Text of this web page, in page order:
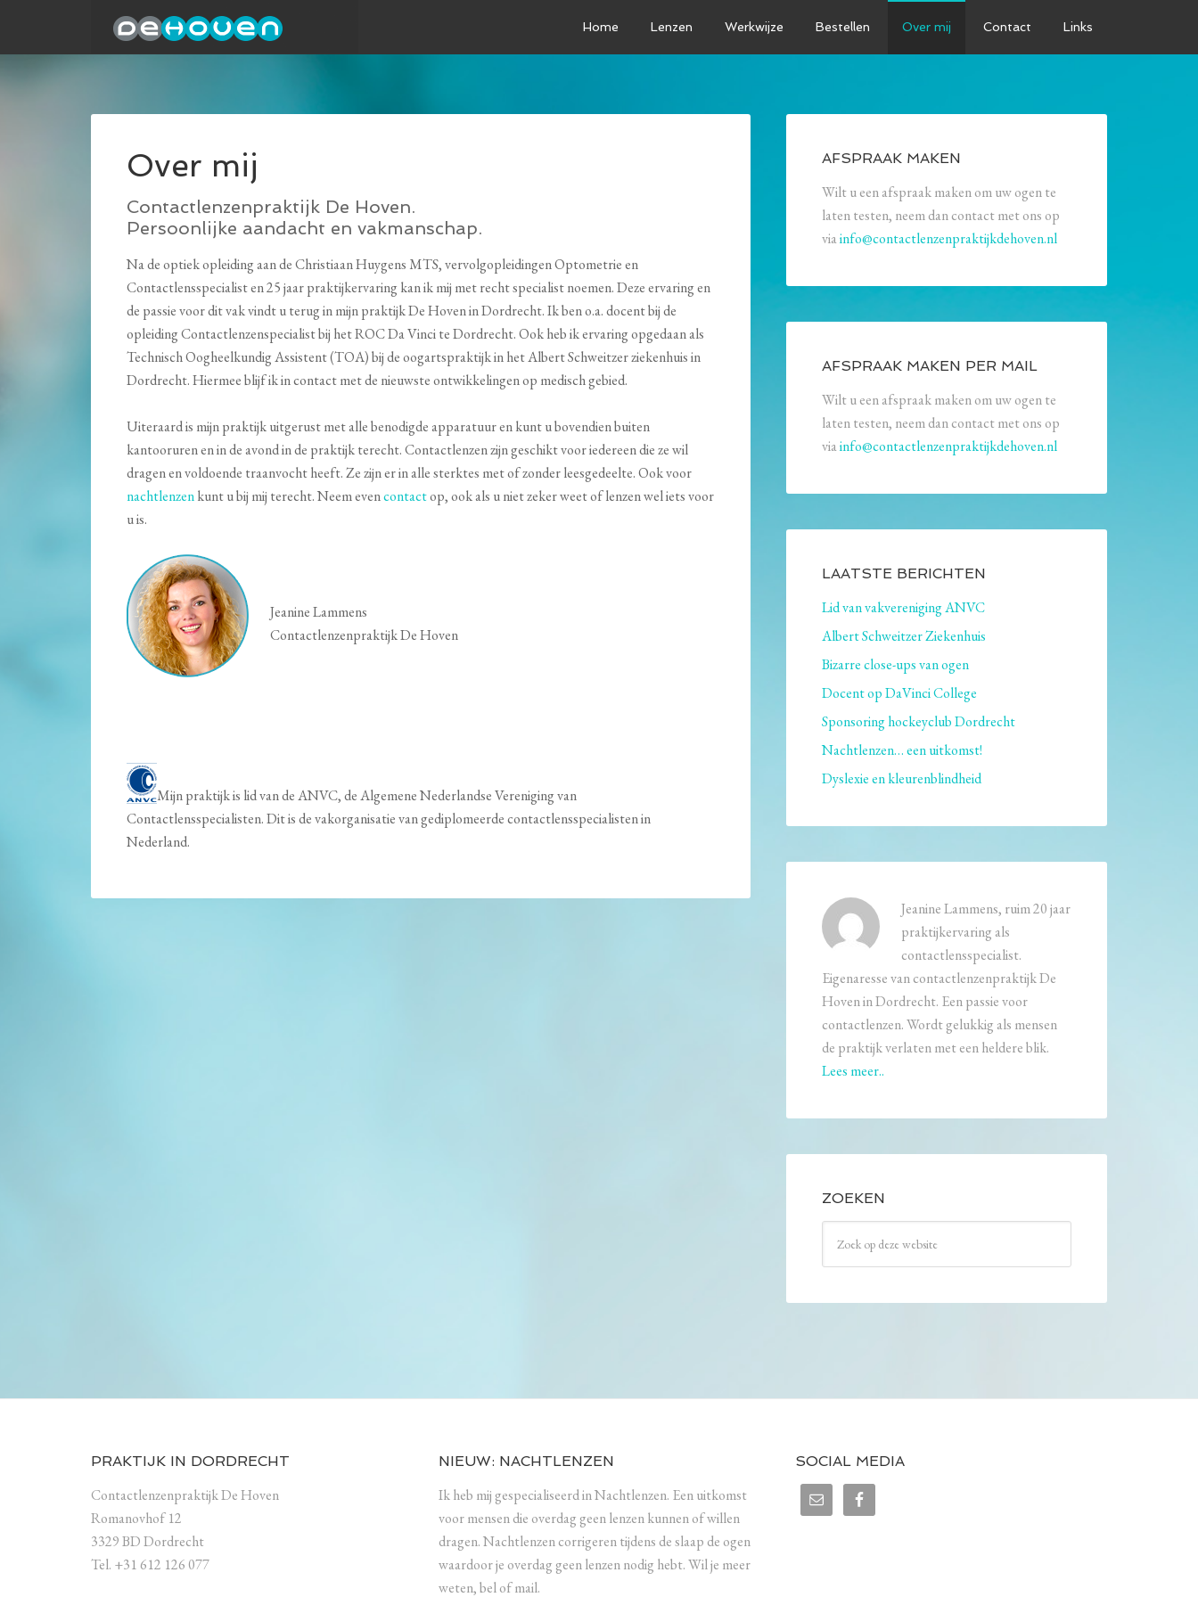
Home Lenzen Werkwijze Bestellen Over mij Contact Links
Over mij
Contactlenzenpraktijk De Hoven.
Persoonlijke aandacht en vakmanschap.
Na de optiek opleiding aan de Christiaan Huygens MTS, vervolgopleidingen Optometrie en
Contactlensspecialist en 25 jaar praktijkervaring kan ik mij met recht specialist noemen. Deze ervaring en
de passie voor dit vak vindt u terug in mijn praktijk De Hoven in Dordrecht. Ik ben o.a. docent bij de
opleiding Contactlenzenspecialist bij het ROC Da Vinci te Dordrecht. Ook heb ik ervaring opgedaan als
Technisch Oogheelkundig Assistent (TOA) bij de oogartspraktijk in het Albert Schweitzer ziekenhuis in
Dordrecht. Hiermee blijf ik in contact met de nieuwste ontwikkelingen op medisch gebied.
Uiteraard is mijn praktijk uitgerust met alle benodigde apparatuur en kunt u bovendien buiten
kantooruren en in de avond in de praktijk terecht. Contactlenzen zijn geschikt voor iedereen die ze wil
dragen en voldoende traanvocht heeft. Ze zijn er in alle sterktes met of zonder leesgedeelte. Ook voor
nachtlenzenkunt u bij mij terecht. Neem evencontactop, ook als u niet zeker weet of lenzen wel iets voor
u is.
Jeanine Lammens
Contactlenzenpraktijk De Hoven
Mijn praktijk is lid van de ANVC, de Algemene Nederlandse Vereniging van
Contactlensspecialisten. Dit is de vakorganisatie van gediplomeerde contactlensspecialisten in
Nederland.
AFSPRAAK MAKEN
Wilt u een afspraak maken om uw ogen te
laten testen, neem dan contact met ons op
viainfo@contactlenzenpraktijkdehoven.nl
AFSPRAAK MAKEN PER MAIL
Wilt u een afspraak maken om uw ogen te
laten testen, neem dan contact met ons op
viainfo@contactlenzenpraktijkdehoven.nl
LAATSTE BERICHTEN
Lid van vakvereniging ANVC
Albert Schweitzer Ziekenhuis
Bizarre close-ups van ogen
Docent op DaVinci College
Sponsoring hockeyclub Dordrecht
Nachtlenzen… een uitkomst!
Dyslexie en kleurenblindheid
Jeanine Lammens, ruim 20 jaar
praktijkervaring als
contactlensspecialist.
Eigenaresse van contactlenzenpraktijk De
Hoven in Dordrecht. Een passie voor
contactlenzen. Wordt gelukkig als mensen
de praktijk verlaten met een heldere blik.
Lees meer..
ZOEKEN
PRAKTIJK IN DORDRECHT
Contactlenzenpraktijk De Hoven
Romanovhof 12
3329 BD Dordrecht
Tel. +31 612 126 077
NIEUW: NACHTLENZEN
Ik heb mij gespecialiseerd in Nachtlenzen. Een uitkomst
voor mensen die overdag geen lenzen kunnen of willen
dragen. Nachtlenzen corrigeren tijdens de slaap de ogen
waardoor je overdag geen lenzen nodig hebt. Wil je meer
weten, bel of mail.
SOCIAL MEDIA